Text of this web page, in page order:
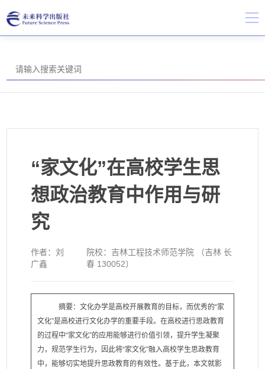
“家文化”在高校学生思
想政治教育中作用与研
究
作者：刘
广鑫
院校： 吉林工程技术师范学院 （吉林 长
春 130052）
摘要：文化办学是高校开展教育的目标，而优秀的“家
文化”是高校进行文化办学的重要手段。在高校进行思政教育
的过程中“家文化”的应用能够进行价值引领，提升学生凝聚
力，规范学生行为，因此将“家文化”融入高校学生思政教育
中，能够切实地提升思政教育的有效性。基于此，本文就影